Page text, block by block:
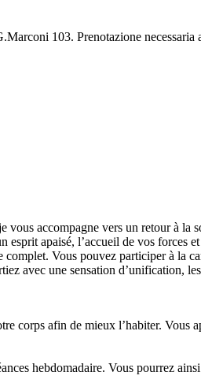
103. Prenotazione necessaria
accompagne vers un retour à la
apaisé, l’accueil de vos forces
Vous pouvez participer à la
avec une sensation d’unification,
corps afin de mieux l’habiter. Vous
hebdomadaire. Vous pourrez